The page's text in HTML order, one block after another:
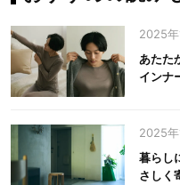
2025
あたた
インナ
2025
暮らし
さしく